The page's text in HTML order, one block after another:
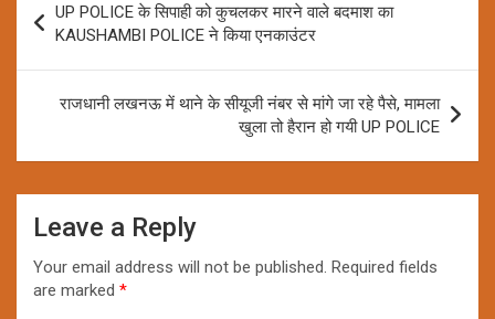
navigation
UP POLICE के सिपाही को कुचलकर मारने वाले बदमाश का
KAUSHAMBI POLICE ने किया एनकाउंटर
राजधानी लखनऊ में थाने के सीयूजी नंबर से मांगे जा रहे पैसे, मामला
खुला तो हैरान हो गयी UP POLICE
Leave a Reply
Your email address will not be published. Required fields
are marked *